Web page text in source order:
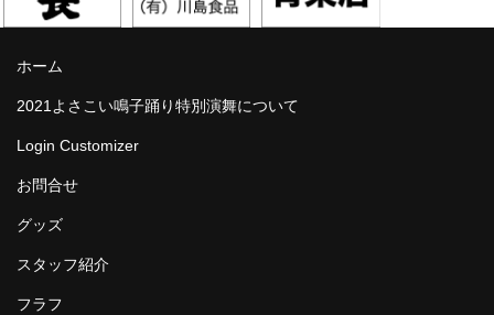
ホーム
2021よさこい鳴子踊り特別演舞について
Login Customizer
お問合せ
グッズ
スタッフ紹介
フラフ